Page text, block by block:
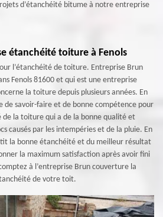
d’étanchéité bitume à notre entreprise
étanchéité toiture à Fenols
l’étanchéité de toiture. Entreprise Brun
Fenols 81600 et qui est une entreprise
la toiture depuis plusieurs années. En
de savoir-faire et de bonne compétence pour
de la toiture qui a de la bonne qualité et
causés par les intempéries et de la pluie. En
la bonne étanchéité et du meilleur résultat
la maximum satisfaction après avoir fini
à l’entreprise Brun couverture la
de votre toit.